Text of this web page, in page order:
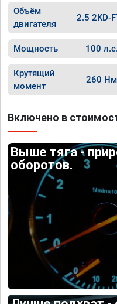
Объём
двигателя
2.5 2KD-
Мощность 100 л.с.
Крутящий
момент
260 Нм
Включено в
Выше тяга -
оборотов.